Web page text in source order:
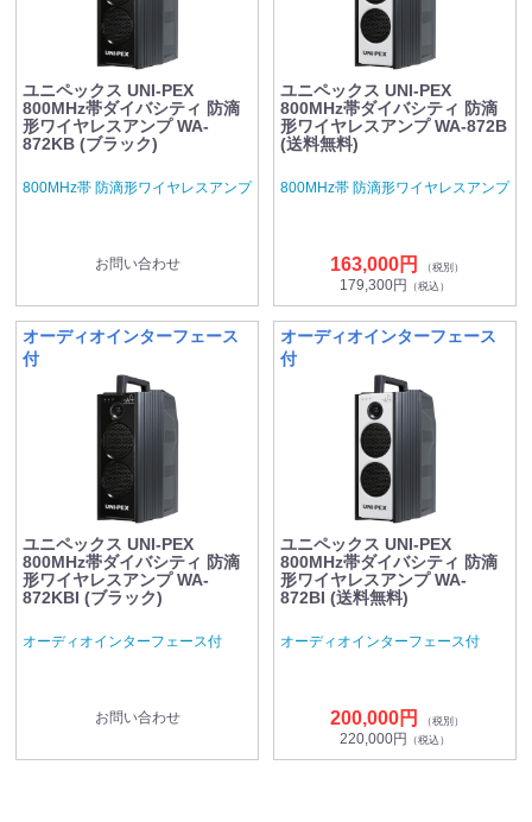
ユニペックス UNI-PEX
800MHz帯ダイバシティ 防滴
形ワイヤレスアンプ WA-
872KB (ブラック)
800MHz帯 防滴形ワイヤレスアンプ
お問い合わせ
ユニペックス UNI-PEX
800MHz帯ダイバシティ 防滴
形ワイヤレスアンプ WA-872B
(送料無料)
800MHz帯 防滴形ワイヤレスアンプ
163,000円 （税別）
179,300円 （税込）
オーディオインターフェース
付
ユニペックス UNI-PEX
800MHz帯ダイバシティ 防滴
形ワイヤレスアンプ WA-
872KBI (ブラック)
オーディオインターフェース付
お問い合わせ
オーディオインターフェース
付
ユニペックス UNI-PEX
800MHz帯ダイバシティ 防滴
形ワイヤレスアンプ WA-
872BI (送料無料)
オーディオインターフェース付
200,000円 （税別）
220,000円 （税込）